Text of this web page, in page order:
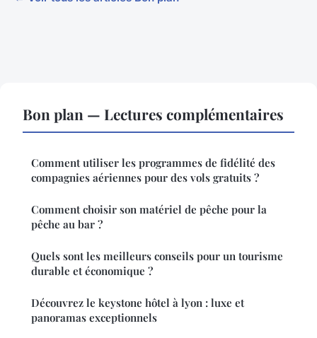
Bon plan — Lectures complémentaires
Comment utiliser les programmes de fidélité des
compagnies aériennes pour des vols gratuits ?
Comment choisir son matériel de pêche pour la
pêche au bar ?
Quels sont les meilleurs conseils pour un tourisme
durable et économique ?
Découvrez le keystone hôtel à lyon : luxe et
panoramas exceptionnels